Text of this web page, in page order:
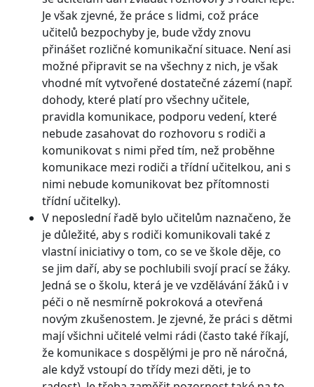
Je však zjevné, že práce s lidmi, což práce
učitelů bezpochyby je, bude vždy znovu
přinášet rozličné komunikační situace. Není asi
možné připravit se na všechny z nich, je však
vhodné mít vytvořené dostatečné zázemí (např.
dohody, které platí pro všechny učitele,
pravidla komunikace, podporu vedení, které
nebude zasahovat do rozhovoru s rodiči a
komunikovat s nimi před tím, než proběhne
komunikace mezi rodiči a třídní učitelkou, ani s
nimi nebude komunikovat bez přítomnosti
třídní učitelky).
V neposlední řadě bylo učitelům naznačeno, že
je důležité, aby s rodiči komunikovali také z
vlastní iniciativy o tom, co se ve škole děje, co
se jim daří, aby se pochlubili svojí prací se žáky.
Jedná se o školu, která je ve vzdělávání žáků i v
péči o ně nesmírně pokroková a otevřená
novým zkušenostem. Je zjevné, že práci s dětmi
mají všichni učitelé velmi rádi (často také říkají,
že komunikace s dospělými je pro ně náročná,
ale když vstoupí do třídy mezi děti, je to